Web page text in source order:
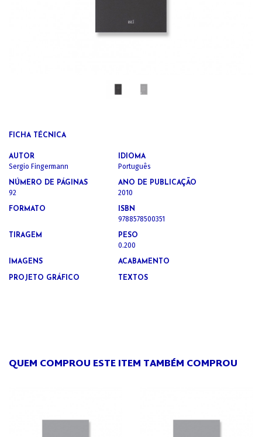
FICHA TÉCNICA
AUTOR
Sergio Fingermann
IDIOMA
Português
NÚMERO DE PÁGINAS
92
ANO DE PUBLICAÇÃO
2010
FORMATO ISBN
9788578500351
TIRAGEM PESO
0.200
IMAGENS ACABAMENTO
PROJETO GRÁFICO TEXTOS
QUEM COMPROU ESTE ITEM TAMBÉM COMPROU